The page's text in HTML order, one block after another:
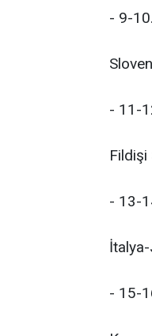
- 9-
- 11-
Fildişi
- 13-
- 15-